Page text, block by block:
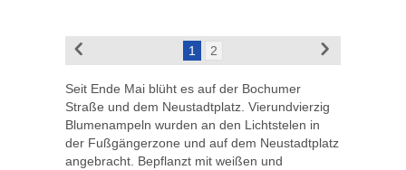
1 2
Seit Ende Mai blüht es auf der Bochumer
Straße und dem Neustadtplatz. Vierundvierzig
Blumenampeln wurden an den Lichtstelen in
der Fußgängerzone und auf dem Neustadtplatz
angebracht. Bepflanzt mit weißen und